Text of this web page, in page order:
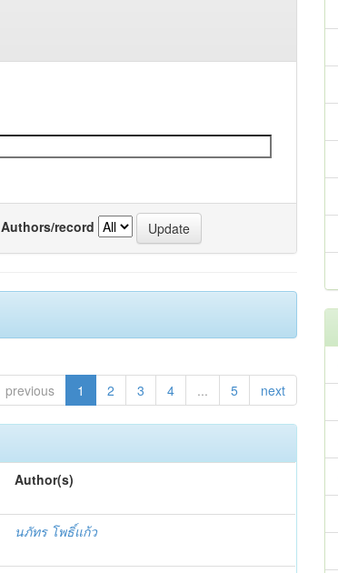
Authors/record
previous 1 2 3 4 ... 5 next
Author(s)
นภัทร โพธิ์แก้ว